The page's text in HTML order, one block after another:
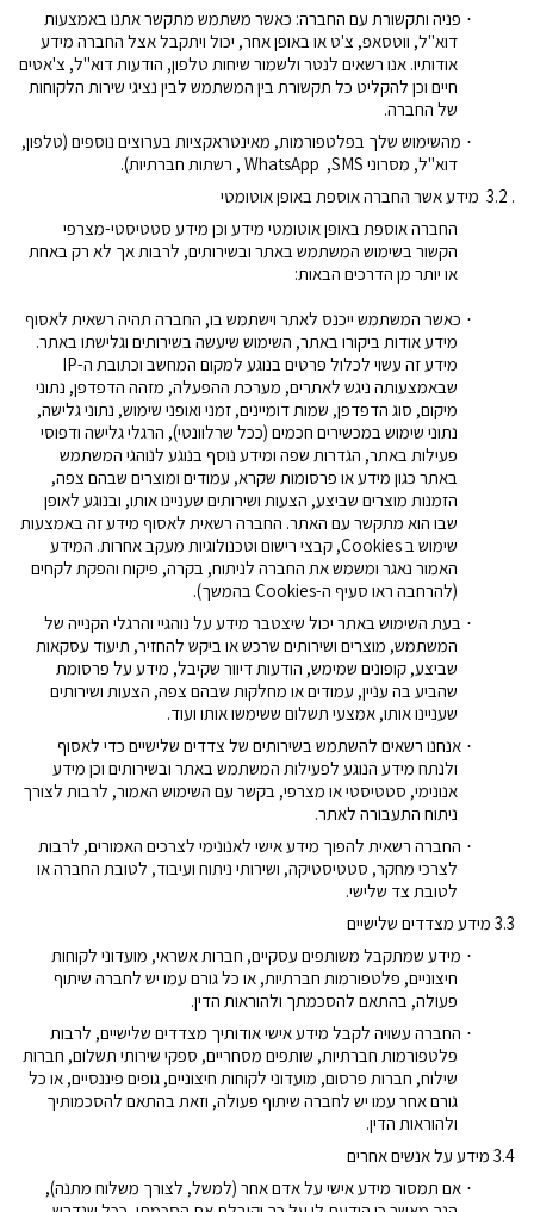
· פניה ותקשורת עם החברה: כאשר משתמש מתקשר אתנו באמצעות
דוא"ל, ווטסאפ, צ'ט או באופן אחר, יכול ויתקבל אצל החברה מידע
אודותיו. אנו רשאים לנטר ולשמור שיחות טלפון, הודעות דוא"ל, צ'אטים
חיים וכן להקליט כל תקשורת בין המשתמש לבין נציגי שירות הלקוחות
של החברה.
· מהשימוש שלך בפלטפורמות, מאינטראקציות בערוצים נוספים (טלפון,
דוא"ל, מסרוני SMS
,
WhatsApp , רשתות חברתיות).
. 3.2
מידע אשר החברה אוספת באופן אוטומטי
החברה אוספת באופן אוטומטי מידע וכן מידע סטטיסטי-מצרפי
הקשור בשימוש המשתמש באתר ובשירותים, לרבות אך לא רק באחת
או יותר מן הדרכים הבאות:
· כאשר המשתמש ייכנס לאתר וישתמש בו, החברה תהיה רשאית לאסוף
מידע אודות ביקורו באתר, השימוש שיעשה בשירותים וגלישתו באתר.
מידע זה עשוי לכלול פרטים בנוגע למקום המחשב וכתובת ה-IP
שבאמצעותה ניגש לאתרים, מערכת ההפעלה, מזהה הדפדפן, נתוני
מיקום, סוג הדפדפן, שמות דומיינים, זמני ואופני שימוש, נתוני גלישה,
נתוני שימוש במכשירים חכמים (ככל שרלוונטי), הרגלי גלישה ודפוסי
פעילות באתר, הגדרות שפה ומידע נוסף בנוגע לנוהגי המשתמש
באתר כגון מידע או פרסומות שקרא, עמודים ומוצרים שבהם צפה,
הזמנות מוצרים שביצע, הצעות ושירותים שעניינו אותו, ובנוגע לאופן
שבו הוא מתקשר עם האתר. החברה רשאית לאסוף מידע זה באמצעות
שימוש בCookies, קבצי רישום וטכנולוגיות מעקב אחרות. המידע
האמור נאגר ומשמש את החברה לניתוח, בקרה, פיקוח והפקת לקחים
(להרחבה ראו סעיף ה-Cookies בהמשך).
· בעת השימושבאתר יכול שיצטבר מידע על נוהגיי והרגלי הקנייה של
המשתמש, מוצרים ושירותים שרכשאו ביקש להחזיר, תיעוד עסקאות
שביצע, קופונים שמימש, הודעות דיוור שקיבל, מידע על פרסומת
שהביע בה עניין, עמודים או מחלקות שבהם צפה, הצעות ושירותים
שעניינו אותו, אמצעי תשלום ששימשו אותו ועוד.
· אנחנו רשאים להשתמש בשירותים של צדדים שלישיים כדי לאסוף
ולנתח מידע הנוגע לפעילות המשתמש באתר ובשירותים וכן מידע
אנונימי, סטטיסטי או מצרפי, בקשר עם השימוש האמור, לרבות לצורך
ניתוח התעבורה לאתר.
· החברה רשאית להפוך מידע אישי לאנונימי לצרכים האמורים, לרבות
לצרכי מחקר, סטטיסטיקה, ושירותי ניתוח ועיבוד, לטובת החברה או
לטובת צד שלישי.
3.3 מידע מצדדים שלישיים
· מידע שמתקבל משותפים עסקיים, חברות אשראי, מועדוני לקוחות
חיצוניים, פלטפורמות חברתיות, או כל גורם עמו יש לחברה שיתוף
פעולה, בהתאם להסכמתך ולהוראות הדין.
· החברה עשויה לקבל מידע אישי אודותיך מצדדים שלישיים, לרבות
פלטפורמות חברתיות, שותפים מסחריים, ספקי שירותי תשלום, חברות
שילוח, חברות פרסום, מועדוני לקוחות חיצוניים, גופים פיננסיים, או כל
גורם אחר עמו יש לחברה שיתוף פעולה, וזאת בהתאם להסכמותיך
ולהוראות הדין.
3.4 מידע על אנשים אחרים
· אם תמסור מידע אישי על אדם אחר (למשל, לצורך משלוח מתנה),